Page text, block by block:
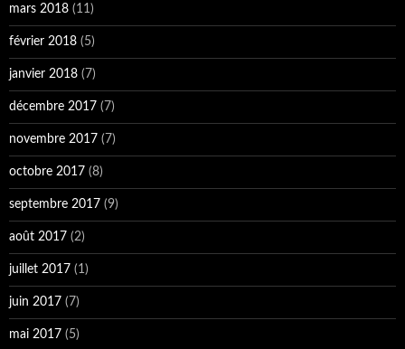
mars 2018 (11)
février 2018 (5)
janvier 2018 (7)
décembre 2017 (7)
novembre 2017 (7)
octobre 2017 (8)
septembre 2017 (9)
août 2017 (2)
juillet 2017 (1)
juin 2017 (7)
mai 2017 (5)